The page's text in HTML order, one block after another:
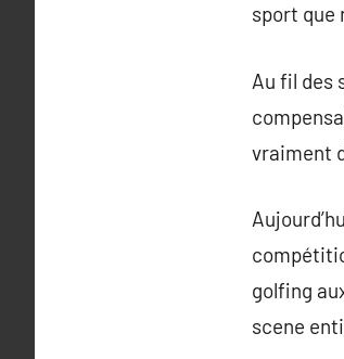
sport que
Au fil des
vraiment
golfing
scene